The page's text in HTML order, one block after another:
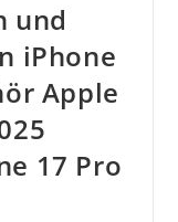
und
iPhone
Apple
17 Pro